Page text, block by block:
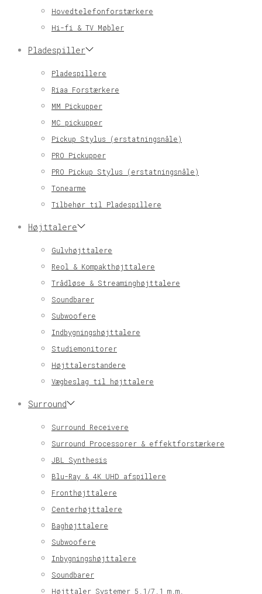
Hovedtelefonforstærkere
Hi-fi & TV Møbler
Pladespiller
Pladespillere
Riaa Forstærkere
MM Pickupper
MC pickupper
Pickup Stylus (erstatningsnåle)
PRO Pickupper
PRO Pickup Stylus (erstatningsnåle)
Tonearme
Tilbehør til Pladespillere
Højttalere
Gulvhøjttalere
Reol & Kompakthøjttalere
Trådløse & Streaminghøjttalere
Soundbarer
Subwoofere
Indbygningshøjttalere
Studiemonitorer
Højttalerstandere
Vægbeslag til højttalere
Surround
Surround Receivere
Surround Processorer & effektforstærkere
JBL Synthesis
Blu-Ray & 4K UHD afspillere
Fronthøjttalere
Centerhøjttalere
Baghøjttalere
Subwoofere
Inbygningshøjttalere
Soundbarer
Højttaler Systemer 5.1/7.1 m.m.